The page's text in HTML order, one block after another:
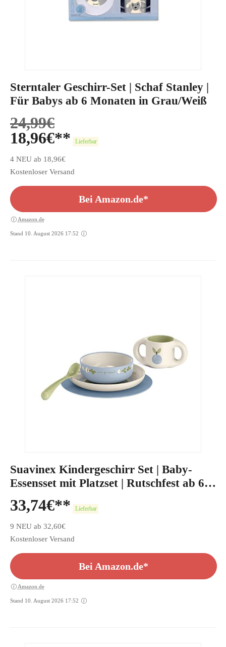
Sterntaler Geschirr-Set | Schaf Stanley |
Für Babys ab 6 Monaten in Grau/Weiß
24,99€
18,96€ Lieferbar
4 NEU ab 18,96€
Kostenloser Versand
Bei Amazon.de*
Amazon.de
Stand 10. August 2026 17:52
Suavinex Kindergeschirr Set | Baby-
Essensset mit Platzset | Rutschfest ab 6
Monaten
33,74€ Lieferbar
9 NEU ab 32,60€
Kostenloser Versand
Bei Amazon.de*
Amazon.de
Stand 10. August 2026 17:52